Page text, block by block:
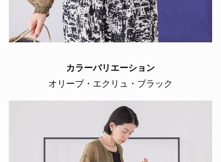
カラーバリエーション
オリーブ・エクリュ・ブラック